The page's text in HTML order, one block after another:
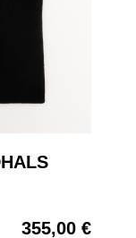
355,00 €